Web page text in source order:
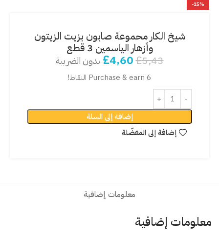
-15%
شيخ الكار محموعة صابون بزيت الزيتون
وأزهار الياسمين 3 قطع
£5,43
£4,60 بدون الضريبة
Purchase & earn 6 النقاط!
إضافة إلى السلة
إضافة إلى المفضّلة
معلومات إضافية
معلومات إضافية